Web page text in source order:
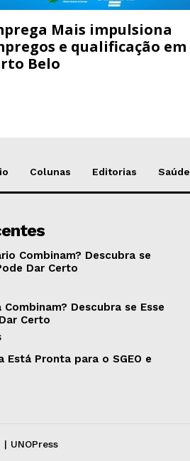
Mais impulsiona
e qualificação em
Belo
Colunas Editorias Saúde
Combinam? Descubra se
Dar Certo
Descubra se Esse
Certo
Está Pronta para o SGEO e
UNOPress